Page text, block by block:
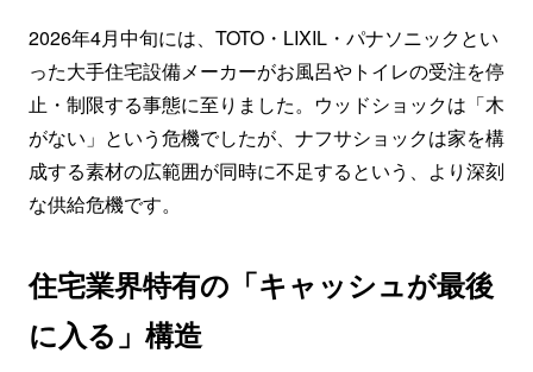
2026年4月中旬には、TOTO・LIXIL・パナソニックとい
った大手住宅設備メーカーがお風呂やトイレの受注を停
止・制限する事態に至りました。ウッドショックは「木
がない」という危機でしたが、ナフサショックは家を構
成する素材の広範囲が同時に不足するという、より深刻
な供給危機です。
住宅業界特有の「キャッシュが最後
に入る」構造